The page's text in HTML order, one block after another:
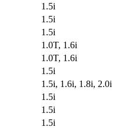
1.5i
1.5i
1.5i
1.0T, 1.6i
1.0T, 1.6i
1.5i
1.5i, 1.6i, 1.8i, 2.0i
1.5i
1.5i
1.5i